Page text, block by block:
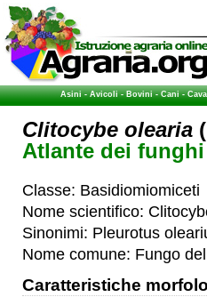
Asini-Avicoli-Bovini-Cani-
Clitocybe olearia
Atlante dei funghi
Classe: Basidiomiomiceti
Nome scientifico:
Sinonimi: Pleurotus
Nome comune: Fungo
Caratteristiche